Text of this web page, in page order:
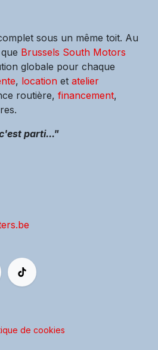
sous un même toit. Au
Brussels South Motors
globale pour chaque
, location et atelier
routière, financement,
parti..."
de cookies